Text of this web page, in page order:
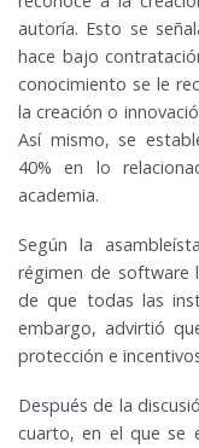
autoría. Esto se
hace bajo
conocimiento se le
la creación o
Así mismo, se
40% en lo
academia.
Según la
régimen de software
de que todas las
embargo, advirtió
protección e
Después de la
cuarto, en el que se